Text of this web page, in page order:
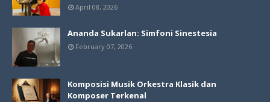
April 08, 2026
Ananda Sukarlan: Simfoni Sinestesia
February 07, 2026
Komposisi Musik Orkestra Klasik dan
Komposer Terkenal